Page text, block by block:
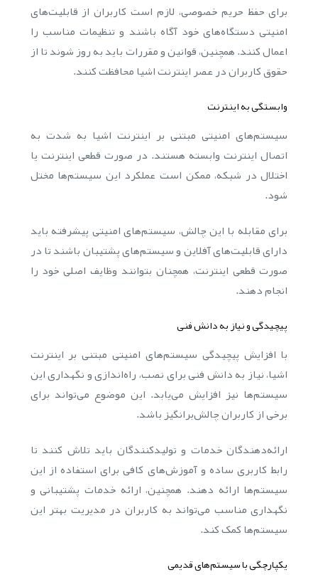
برای حفظ حریم خصوصی، لازم است کاربران از قابلیت‌های
امنیتی دستگاه‌های خود آگاه باشند و تنظیمات مناسب را
اعمال کنند. همچنین، قوانین و مقررات باید به روز شوند تا از
حقوق کاربران در عصر اینترنت اشیا محافظت کنند.
وابستگی به اینترنت
سیستم‌های امنیتی مبتنی بر اینترنت اشیا به شدت به
اتصال اینترنت وابسته هستند. در صورت قطعی اینترنت یا
اختلال در شبکه، ممکن است عملکرد این سیستم‌ها مختل
شود.
برای مقابله با این چالش، سیستم‌های امنیتی پیشرفته باید
دارای قابلیت‌های آفلاین و سیستم‌های پشتیبان باشند تا در
صورت قطعی اینترنت، همچنان بتوانند وظایف اصلی خود را
انجام دهند.
پیچیدگی و نیاز به دانش فنی
با افزایش پیچیدگی سیستم‌های امنیتی مبتنی بر اینترنت
اشیا، نیاز به دانش فنی برای نصب، راه‌اندازی و نگهداری این
سیستم‌ها نیز افزایش می‌یابد. این موضوع می‌تواند برای
برخی از کاربران چالش‌برانگیز باشد.
ارائه‌دهندگان خدمات و تولیدکنندگان باید تلاش کنند تا
رابط کاربری ساده و آموزش‌های کافی برای استفاده از این
سیستم‌ها ارائه دهند. همچنین، ارائه خدمات پشتیبانی و
نگهداری مناسب می‌تواند به کاربران در مدیریت بهتر این
سیستم‌ها کمک کند.
یکپارچگی با سیستم‌های قدیمی